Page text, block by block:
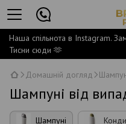
Наша спільнота в Instagram.
Тисни сюди 🫶
Домашній догляд
Шампуні від
Шампуні